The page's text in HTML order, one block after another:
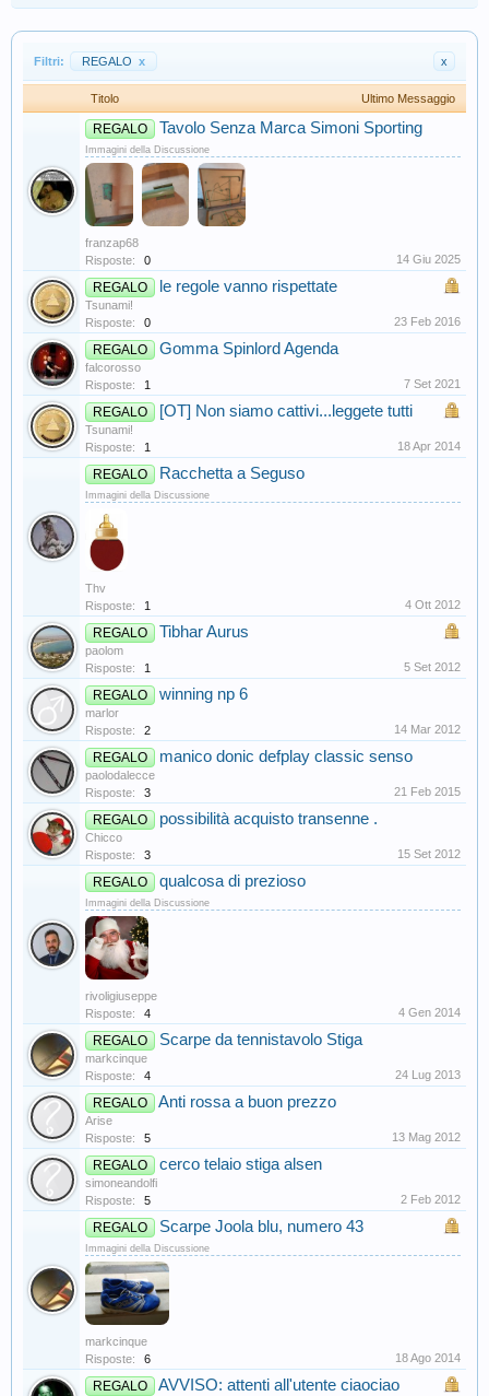
Filtri: REGALO x x
Titolo Ultimo Messaggio
REGALO Tavolo Senza Marca Simoni Sporting
Immagini della Discussione
franzap68
Risposte:
0 14 Giu 2025
REGALO le regole vanno rispettate
Tsunami!
Risposte:
0 23 Feb 2016
REGALO Gomma Spinlord Agenda
falcorosso
Risposte:
1 7 Set 2021
REGALO [OT] Non siamo cattivi...leggete tutti
Tsunami!
Risposte:
1 18 Apr 2014
REGALO Racchetta a Seguso
Immagini della Discussione
Thv
Risposte:
1 4 Ott 2012
REGALO Tibhar Aurus
paolom
Risposte:
1 5 Set 2012
REGALO winning np 6
marlor
Risposte:
2 14 Mar 2012
REGALO manico donic defplay classic senso
paolodalecce
Risposte:
3 21 Feb 2015
REGALO possibilità acquisto transenne .
Chicco
Risposte:
3 15 Set 2012
REGALO qualcosa di prezioso
Immagini della Discussione
rivoligiuseppe
Risposte:
4 4 Gen 2014
REGALO Scarpe da tennistavolo Stiga
markcinque
Risposte:
4 24 Lug 2013
REGALO Anti rossa a buon prezzo
Arise
Risposte:
5 13 Mag 2012
REGALO cerco telaio stiga alsen
simoneandolfi
Risposte:
5 2 Feb 2012
REGALO Scarpe Joola blu, numero 43
Immagini della Discussione
markcinque
Risposte:
6 18 Ago 2014
REGALO AVVISO: attenti all'utente ciaociao